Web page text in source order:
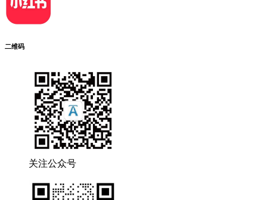
二维码
关注公众号